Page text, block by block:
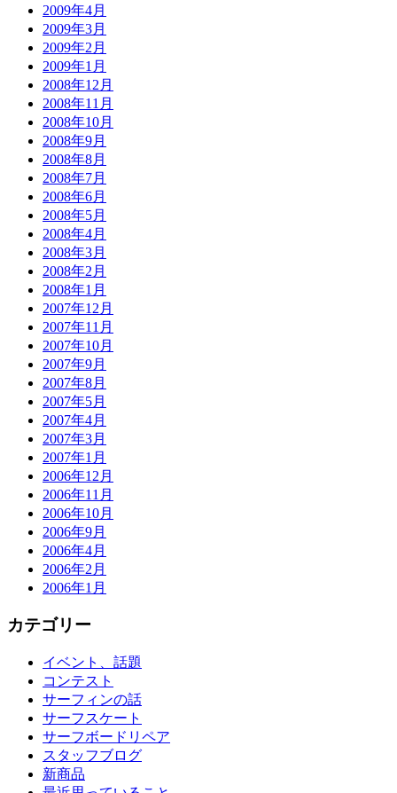
2009年4月
2009年3月
2009年2月
2009年1月
2008年12月
2008年11月
2008年10月
2008年9月
2008年8月
2008年7月
2008年6月
2008年5月
2008年4月
2008年3月
2008年2月
2008年1月
2007年12月
2007年11月
2007年10月
2007年9月
2007年8月
2007年5月
2007年4月
2007年3月
2007年1月
2006年12月
2006年11月
2006年10月
2006年9月
2006年4月
2006年2月
2006年1月
カテゴリー
イベント、話題
コンテスト
サーフィンの話
サーフスケート
サーフボードリペア
スタッフブログ
新商品